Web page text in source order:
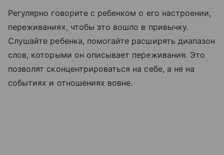
Регулярно говорите с ребенком о его настроении,
переживаниях, чтобы это вошло в привычку.
Слушайте ребенка, помогайте расширять диапазон
слов, которыми он описывает переживания. Это
позволят сконцентрироваться на себе, а не на
событиях и отношениях вовне.